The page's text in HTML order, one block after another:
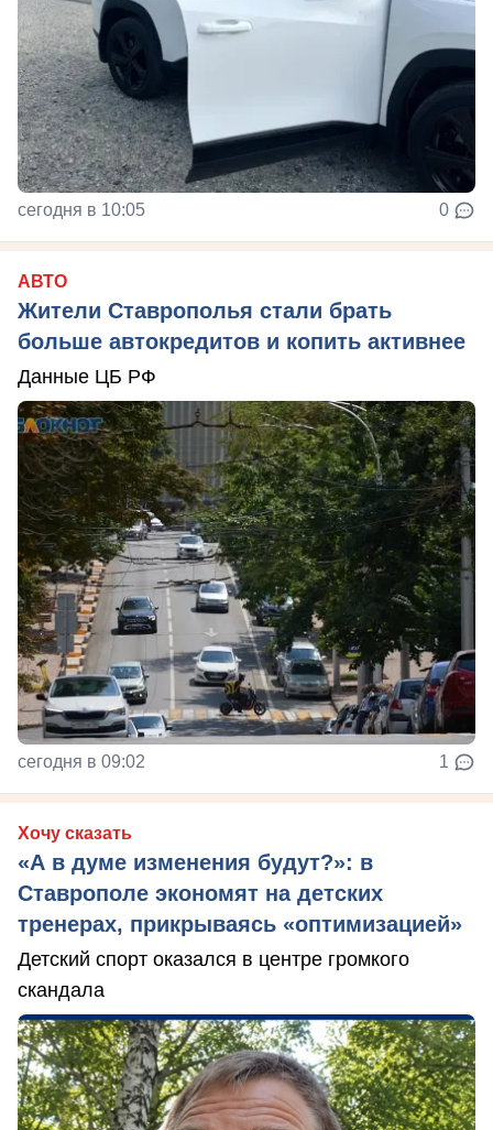
сегодня в 10:05 0
АВТО
Жители Ставрополья стали брать
больше автокредитов и копить активнее
Данные ЦБ РФ
сегодня в 09:02 1
Хочу сказать
«А в думе изменения будут?»: в
Ставрополе экономят на детских
тренерах, прикрываясь «оптимизацией»
Детский спорт оказался в центре громкого
скандала